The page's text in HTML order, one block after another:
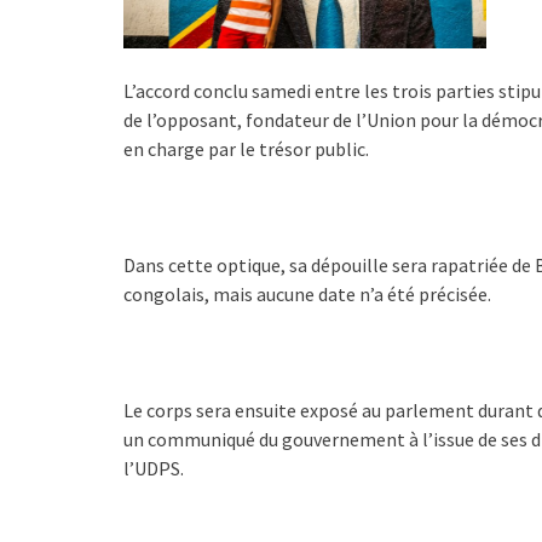
L’accord conclu samedi entre les trois parties
de l’opposant, fondateur de l’Union pour la
en charge par le trésor public.
Dans cette optique, sa dépouille sera rapatriée
congolais, mais aucune date n’a été précisée.
Le corps sera ensuite exposé au parlement
un communiqué du gouvernement à l’issue de
l’UDPS.